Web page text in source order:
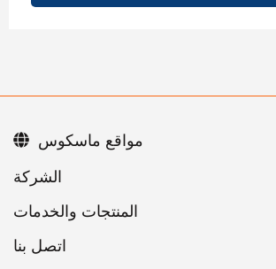
اتصل بنا
مواقع ماسكوس